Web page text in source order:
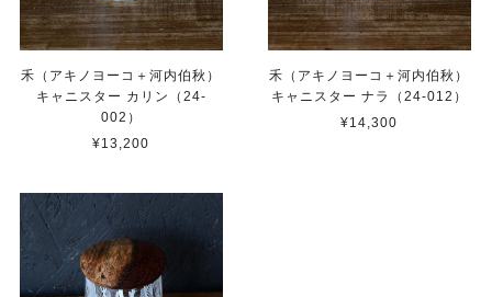
禾（アキノヨーコ＋河内伯秋）
キャニスター カリン（24-
002）
¥13,200
禾（アキノヨーコ＋河内伯秋）
キャニスター ナラ（24-012）
¥14,300